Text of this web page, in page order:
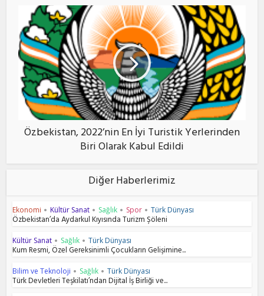
Özbekistan, 2022’nin En İyi Turistik Yerlerinden
Biri Olarak Kabul Edildi
Diğer Haberlerimiz
Ekonomi • Kültür Sanat • Sağlık • Spor • Türk Dünyası
Özbekistan’da Aydarkul Kıyısında Turizm Şöleni
Kültür Sanat • Sağlık • Türk Dünyası
Kum Resmi, Özel Gereksinimli Çocukların Gelişimine...
Bilim ve Teknoloji • Sağlık • Türk Dünyası
Türk Devletleri Teşkilatı’ndan Dijital İş Birliği ve...